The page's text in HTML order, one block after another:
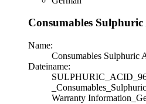
Consumables
Name:
Consumables Sulphuric
Dateiname:
Warranty